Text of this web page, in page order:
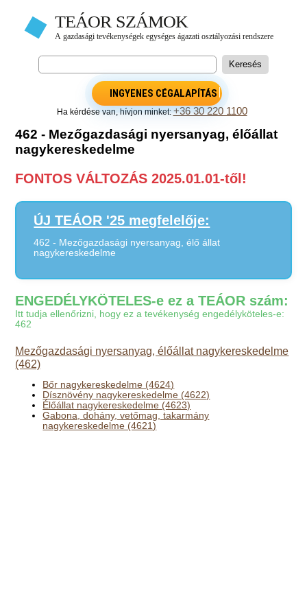
INGYENES CÉGALAPÍTÁS
Ha kérdése van, hívjon minket:+36 30 220 1100
462 - Mezőgazdasági nyersanyag, élőállat
nagykereskedelme
FONTOS VÁLTOZÁS 2025.01.01-től!
ÚJ TEÁOR '25 megfelelője:
462 - Mezőgazdasági nyersanyag, élő állat
nagykereskedelme
ENGEDÉLYKÖTELES-e ez a TEÁOR szám:
Itt tudja ellenőrizni, hogy ez a tevékenység engedélyköteles-e:
462
Mezőgazdasági nyersanyag, élőállat nagykereskedelme
(462)
Bőr nagykereskedelme (4624)
Dísznövény nagykereskedelme (4622)
Élőállat nagykereskedelme (4623)
Gabona, dohány, vetőmag, takarmány
nagykereskedelme (4621)